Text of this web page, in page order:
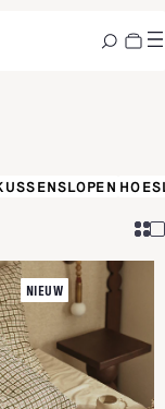
NIEUW